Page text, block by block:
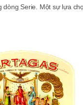
Serie. Một sự lựa